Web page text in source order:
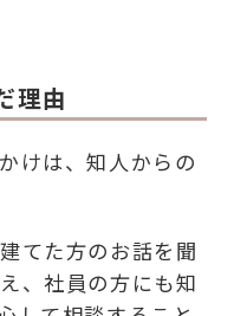
理由
けは、知人からの
てた方のお話を聞
、社員の方にも知